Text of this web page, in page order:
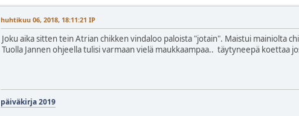
huhtikuu 06, 2018, 18:11:21 IP
Joku aika sitten tein Atrian chikken vindaloo paloista "jotain". Maistui mainiolta
Tuolla Jannen ohjeella tulisi varmaan vielä maukkaampaa.. täytyneepä koettaa
päiväkirja 2019